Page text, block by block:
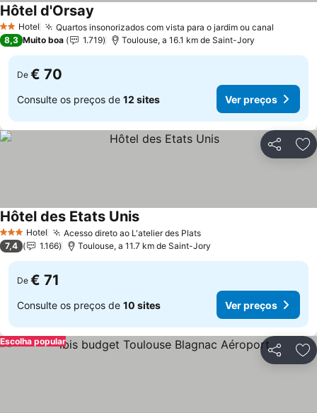
2 Estrelas
Hotel Quartos insonorizados com vista para o jardim ou canal
Hôtel d'Orsay
8,3 Muito boa 1.719 Toulouse, a 16.1 km de Saint-Jory
De € 70
Consulte os preços de 12 sites Ver preços
Partilhar
3 EstrelasHotel Acesso direto ao L'atelier des PlatsVer preços
Hôtel des Etats UnisVer preços
7,4 1.166 Toulouse, a 11.7 km de Saint-Jory
De € 71
Consulte os preços de 10 sites Ver preços
Partilhar
Escolha popular